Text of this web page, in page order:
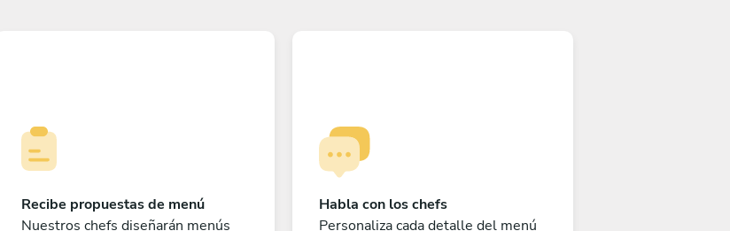
Recibe propuestas de menú
Nuestros chefs diseñarán menús
Habla con los chefs
Personaliza cada detalle del menú